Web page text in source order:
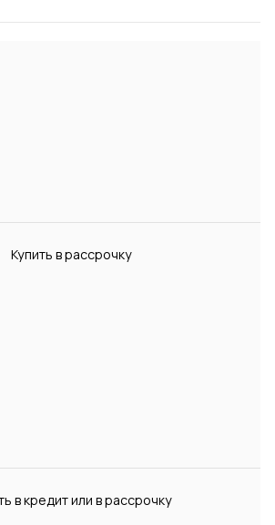
Купить в рассрочку
в кредит или в рассрочку